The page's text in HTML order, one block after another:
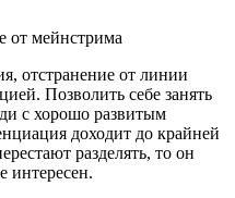
от мейнстрима
отстранение от линии
Позволить себе занять
с хорошо развитым
доходит до крайней
разделять, то он
интересен.